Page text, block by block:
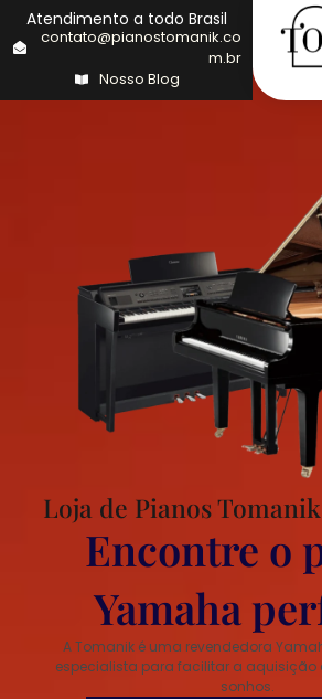
Atendimento a todo Brasil
contato@pianostomanik.co
m.br
Nosso Blog
Loja de Pianos Tomanik
Encontre o
Yamaha
A Tomanik é uma revendedora
especialista para facilitar a aquisição
sonhos.